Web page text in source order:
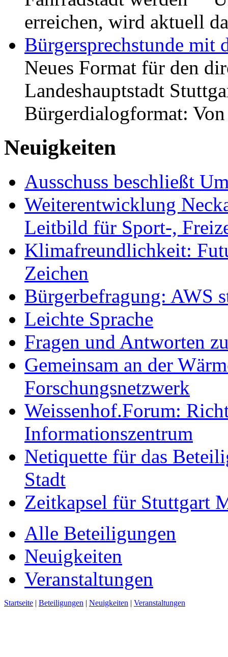
erreichen, wird aktuell
Bürgersprechstunde mit
Neues Format für den
Landeshauptstadt
Bürgerdialogformat:
Neuigkeiten
Ausschuss beschließt
Weiterentwicklung
Leitbild für Sport-,
Klimafreundlichkeit:
Zeichen
Bürgerbefragung: AWS
Leichte Sprache
Fragen und Antworten
Gemeinsam an der
Forschungsnetzwerk
Weissenhof.Forum:
Informationszentrum
Netiquette für das
Stadt
Zeitkapsel für Stuttgart
Alle Beteiligungen
Neuigkeiten
Veranstaltungen
Startseite | Beteiligungen | Neuigkeiten | Veranstaltungen